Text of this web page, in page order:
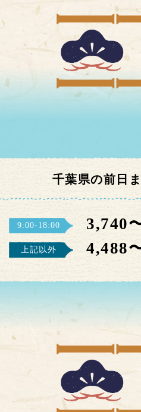
千葉県の前日
9:00-18:00 3,740
上記以外 4,488